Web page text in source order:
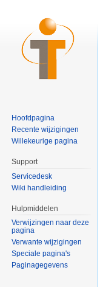
Hoofdpagina
Recente wijzigingen
Willekeurige pagina
Support
Servicedesk
Wiki handleiding
Hulpmiddelen
Verwijzingen naar deze
pagina
Verwante wijzigingen
Speciale pagina's
Paginagegevens